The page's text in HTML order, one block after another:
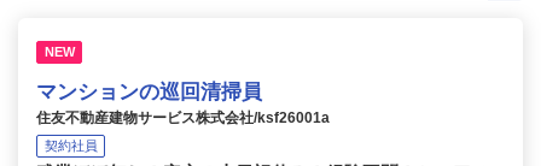
NEW
マンションの巡回清掃員
住友不動産建物サービス株式会社/ksf26001a
契約社員